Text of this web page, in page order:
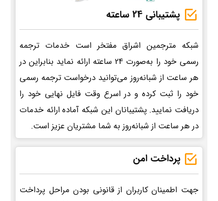
پشتیبانی 24 ساعته
شبکه مترجمین اشراق مفتخر است خدمات ترجمه
رسمی خود را به‌صورت 24 ساعته ارائه نماید بنابراین در
هر ساعت از شبانه‌روز می‌توانید درخواست ترجمه رسمی
خود را ثبت کرده و در اسرع وقت فایل نهایی خود را
دریافت نمایید. پشتیبانان این شبکه آماده ارائه خدمات
در هر ساعت از شبانه‌روز به شما مشتریان عزیز است.
پرداخت امن
جهت اطمینان کاربران از قانونی بودن مراحل پرداخت